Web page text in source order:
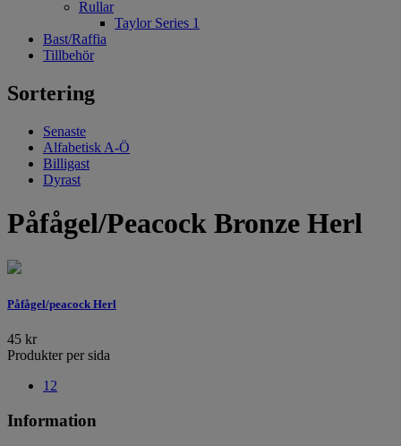
Rullar
Taylor Series 1
Bast/Raffia
Tillbehör
Sortering
Senaste
Alfabetisk A-Ö
Billigast
Dyrast
Påfågel/Peacock Bronze Herl
Påfågel/peacock Herl
45 kr
Produkter per sida
12
Information